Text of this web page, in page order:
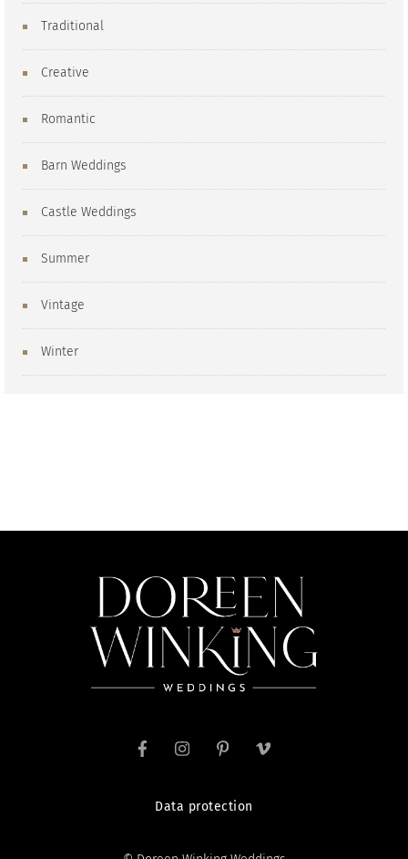
Traditional
Creative
Romantic
Barn Weddings
Castle Weddings
Summer
Vintage
Winter
Data protection